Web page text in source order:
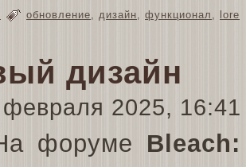
обновление дизайн функционал lore
дизайн
февраля 2025,
форуме